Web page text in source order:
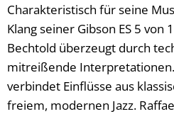
Charakteristisch für seine
Klang seiner Gibson ES 5 von
Bechtold überzeugt durch
mitreißende
verbindet Einflüsse aus
freiem, modernen Jazz.